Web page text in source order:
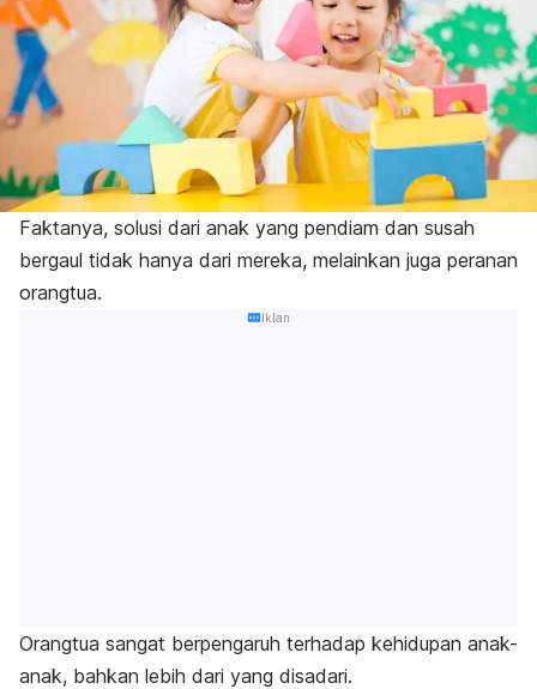
Faktanya, solusi dari anak yang pendiam dan susah
bergaul tidak hanya dari mereka, melainkan juga peranan
orangtua.
Iklan
Orangtua sangat berpengaruh terhadap kehidupan anak-
anak, bahkan lebih dari yang disadari.